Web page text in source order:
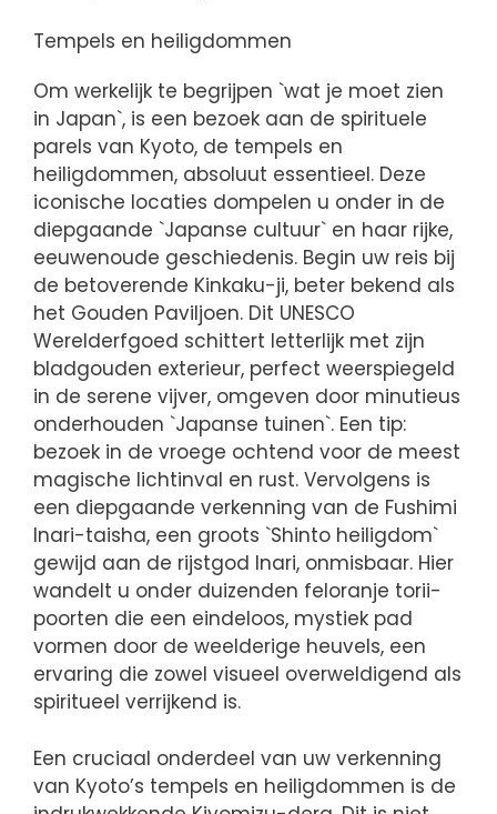
Tempels en heiligdommen
Om werkelijk te begrijpen `wat je moet zien
in Japan`, is een bezoek aan de spirituele
parels van Kyoto, de tempels en
heiligdommen, absoluut essentieel. Deze
iconische locaties dompelen u onder in de
diepgaande `Japanse cultuur` en haar rijke,
eeuwenoude geschiedenis. Begin uw reis bij
de betoverende Kinkaku-ji, beter bekend als
het Gouden Paviljoen. Dit UNESCO
Werelderfgoed schittert letterlijk met zijn
bladgouden exterieur, perfect weerspiegeld
in de serene vijver, omgeven door minutieus
onderhouden `Japanse tuinen`. Een tip:
bezoek in de vroege ochtend voor de meest
magische lichtinval en rust. Vervolgens is
een diepgaande verkenning van de Fushimi
Inari-taisha, een groots `Shinto heiligdom`
gewijd aan de rijstgod Inari, onmisbaar. Hier
wandelt u onder duizenden feloranje torii-
poorten die een eindeloos, mystiek pad
vormen door de weelderige heuvels, een
ervaring die zowel visueel overweldigend als
spiritueel verrijkend is.
Een cruciaal onderdeel van uw verkenning
van Kyoto’s tempels en heiligdommen is de